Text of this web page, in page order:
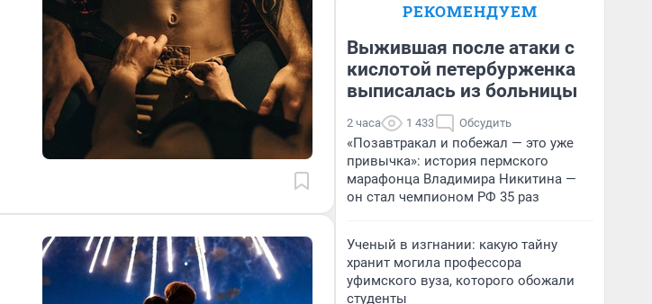
РЕКОМЕНДУЕМ
Выжившая после атаки с
кислотой петербурженка
выписалась из больницы
2 часа 1 433 Обсудить
«Позавтракал и побежал — это уже
привычка»: история пермского
марафонца Владимира Никитина —
он стал чемпионом РФ 35 раз
Ученый в изгнании: какую тайну
хранит могила профессора
уфимского вуза, которого обожали
студенты